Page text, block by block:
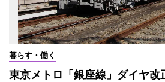
暮らす・働く
東京メトロ「銀座線」ダイヤ